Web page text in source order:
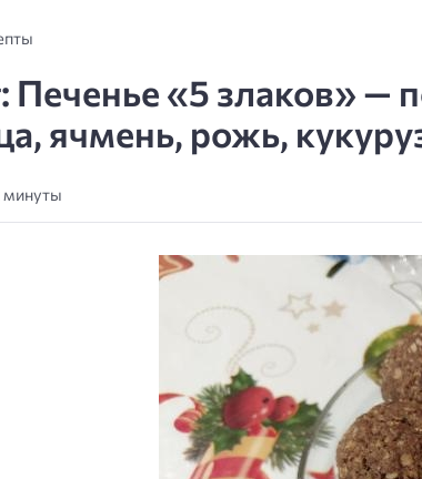
Печенье «5 злаков» —
ячмень, рожь,
минуты